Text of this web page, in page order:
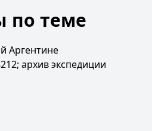
по теме
Аргентине
архив экспедиции